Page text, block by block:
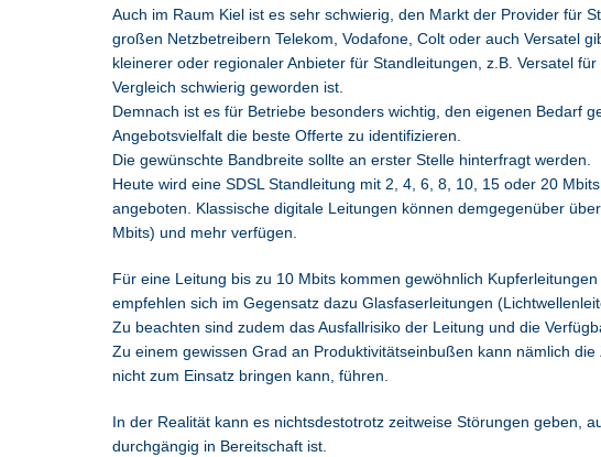
Auch im Raum Kiel ist es sehr schwierig, den Markt der Provider für
großen Netzbetreibern Telekom, Vodafone, Colt oder auch Versatel
kleinerer oder regionaler Anbieter für Standleitungen, z.B. Versatel
Vergleich schwierig geworden ist.
Demnach ist es für Betriebe besonders wichtig, den eigenen Bedarf
Angebotsvielfalt die beste Offerte zu identifizieren.
Die gewünschte Bandbreite sollte an erster Stelle hinterfragt werden.
Heute wird eine SDSL Standleitung mit 2, 4, 6, 8, 10, 15 oder 20
angeboten. Klassische digitale Leitungen können demgegenüber
Mbits) und mehr verfügen.
Für eine Leitung bis zu 10 Mbits kommen gewöhnlich
empfehlen sich im Gegensatz dazu Glasfaserleitungen
Zu beachten sind zudem das Ausfallrisiko der Leitung und die
Zu einem gewissen Grad an Produktivitätseinbußen kann nämlich
nicht zum Einsatz bringen kann, führen.
In der Realität kann es nichtsdestotrotz zeitweise Störungen geben,
durchgängig in Bereitschaft ist.